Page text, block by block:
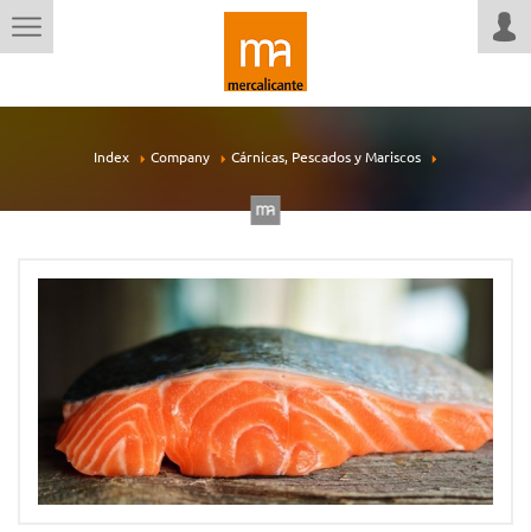
Index Company Cárnicas, Pescados y Mariscos